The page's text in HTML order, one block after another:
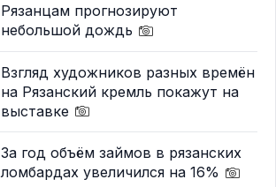
Рязанцам прогнозируют
небольшой дождь
Взгляд художников разных времён
на Рязанский кремль покажут на
выставке
За год объём займов в рязанских
ломбардах увеличился на 16%